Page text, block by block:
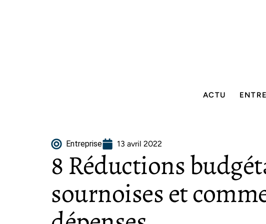
ACTU
Entreprise 13 avril 2022
8 Réductions
sournoises et